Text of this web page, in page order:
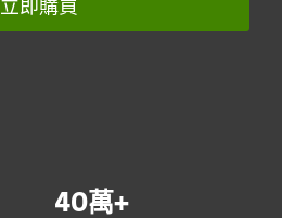
立即購買
40萬+